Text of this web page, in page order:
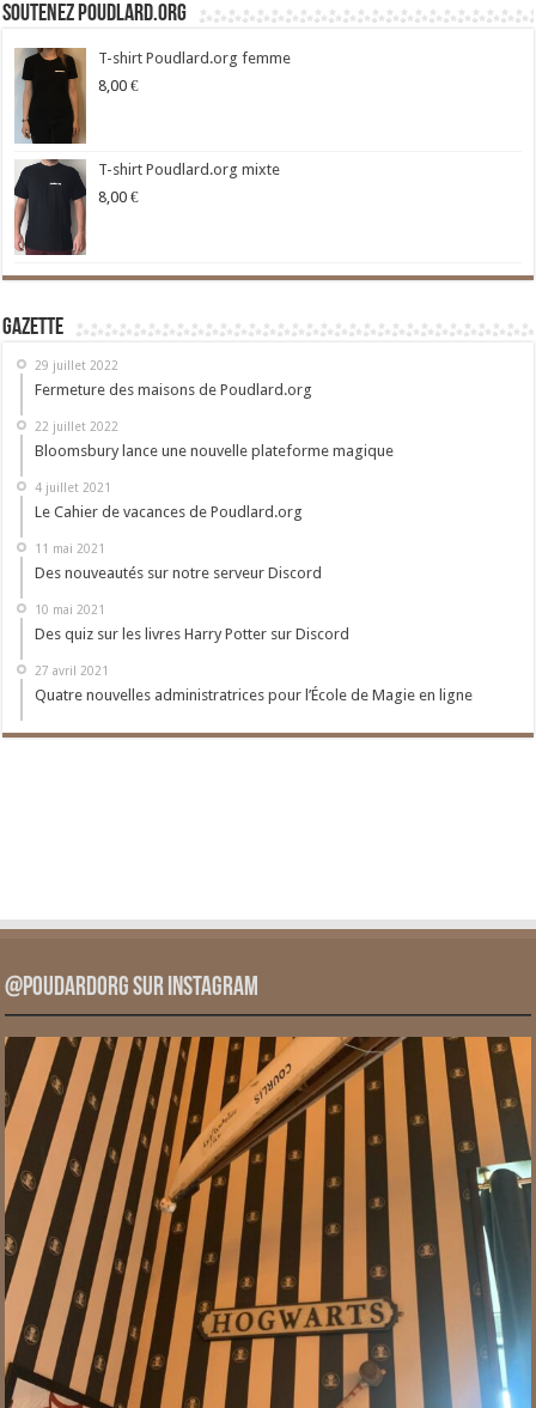
Soutenez Poudlard.org
T-shirt Poudlard.org femme
8,00 €
T-shirt Poudlard.org mixte
8,00 €
Gazette
29 juillet 2022
Fermeture des maisons de Poudlard.org
22 juillet 2022
Bloomsbury lance une nouvelle plateforme magique
4 juillet 2021
Le Cahier de vacances de Poudlard.org
11 mai 2021
Des nouveautés sur notre serveur Discord
10 mai 2021
Des quiz sur les livres Harry Potter sur Discord
27 avril 2021
Quatre nouvelles administratrices pour l’École de Magie en ligne
@PoudardOrg sur Instagram